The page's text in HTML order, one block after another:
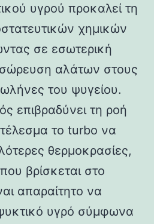
υγρού προκαλεί τη
χημικών
σε εσωτερική
αλάτων στους
του ψυγείου.
επιβραδύνει τη ροή
το turbo να
θερμοκρασίες,
βρίσκεται στο
απαραίτητο να
υγρό σύμφωνα